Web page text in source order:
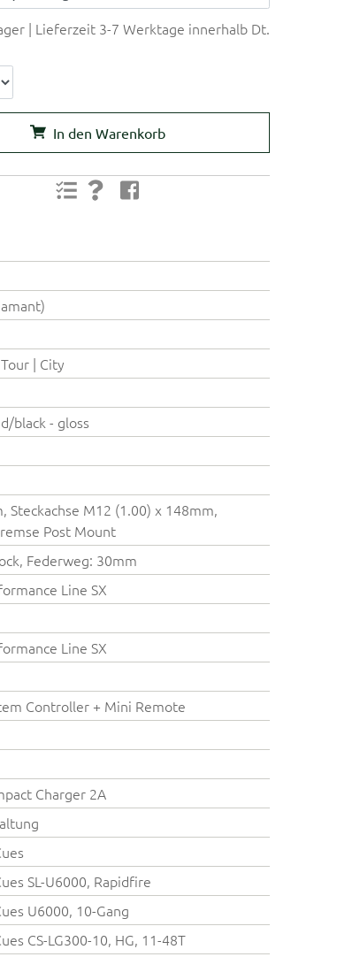
| Lieferzeit 3-7 Werktage innerhalb Dt.
In den Warenkorb
| City
black - gloss
Steckachse M12 (1.00) x 148mm,
Post Mount
Federweg: 30mm
Line SX
Line SX
Controller + Mini Remote
Charger 2A
SL-U6000, Rapidfire
U6000, 10-Gang
CS-LG300-10, HG, 11-48T